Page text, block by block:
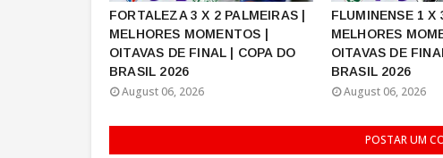
FORTALEZA 3 X 2 PALMEIRAS |
MELHORES MOMENTOS |
OITAVAS DE FINAL | COPA DO
BRASIL 2026
August 06, 2026
FLUMINENSE 1 X
MELHORES
OITAVAS DE
BRASIL 2026
August 06, 2026
POSTAR UM